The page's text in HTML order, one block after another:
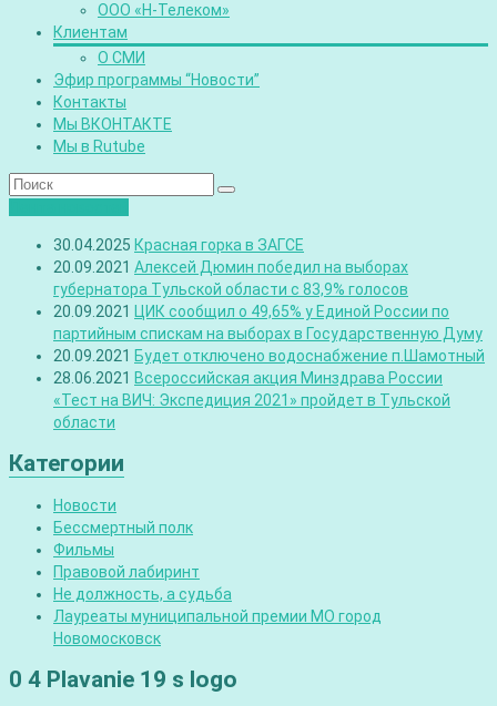
ООО «Н-Телеком»
Клиентам
О СМИ
Эфир программы “Новости”
Контакты
Мы ВКОНТАКТЕ
Мы в Rutube
30.04.2025 Красная горка в ЗАГСЕ
20.09.2021 Алексей Дюмин победил на выборах
губернатора Тульской области с 83,9% голосов
20.09.2021 ЦИК сообщил о 49,65% у Единой России по
партийным спискам на выборах в Государственную Думу
20.09.2021 Будет отключено водоснабжение п.Шамотный
28.06.2021 Всероссийская акция Минздрава России
«Тест на ВИЧ: Экспедиция 2021» пройдет в Тульской
области
Категории
Новости
Бессмертный полк
Фильмы
Правовой лабиринт
Не должность, а судьба
Лауреаты муниципальной премии МО город
Новомосковск
0 4 Plavanie 19 s logo